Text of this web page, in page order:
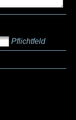
Pflichtfeld